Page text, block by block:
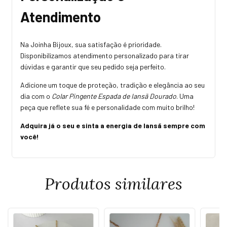
Atendimento
Na Joinha Bijoux, sua satisfação é prioridade.
Disponibilizamos atendimento personalizado para tirar
dúvidas e garantir que seu pedido seja perfeito.
Adicione um toque de proteção, tradição e elegância ao seu
dia com o Colar Pingente Espada de Iansã Dourado. Uma
peça que reflete sua fé e personalidade com muito brilho!
Adquira já o seu e sinta a energia de Iansã sempre com
você!
Produtos similares